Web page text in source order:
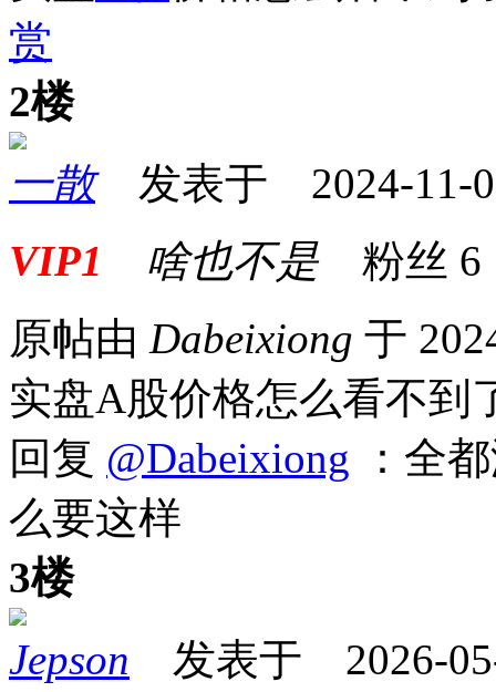
赏
2楼
一散发表于 2024-11-
VIP1
啥也不是粉丝 6
原帖由 Dabeixiong 于
实盘A股价格怎么看不到
回复 @Dabeixiong ：全
么要这样
3楼
Jepson 发表于 2026-